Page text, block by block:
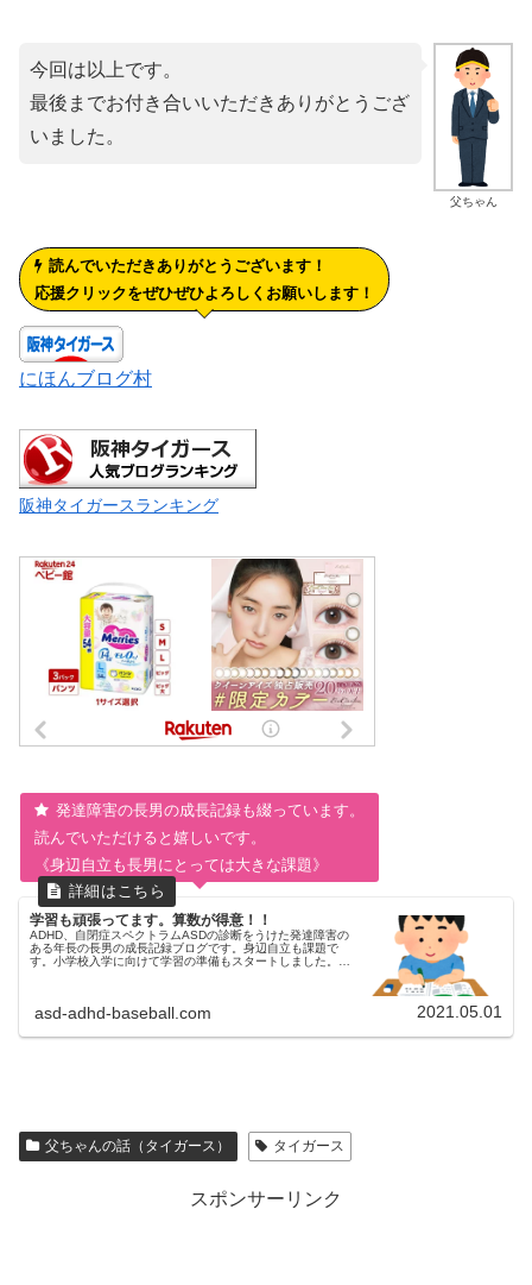
父ちゃん
今回は以上です。
最後までお付き合いいただきありがとうござ
いました。
読んでいただきありがとうございます！
応援クリックをぜひぜひよろしくお願いします！
にほんブログ村
阪神タイガースランキング
発達障害の長男の成長記録も綴っています。
読んでいただけると嬉しいです。
《身辺自立も長男にとっては大きな課題》
学習も頑張ってます。算数が得意！！
ADHD、自閉症スペクトラムASDの診断をうけた発達障害の
ある年長の長男の成長記録ブログです。身辺自立も課題で
す。小学校入学に向けて学習の準備もスタートしました。通
asd-adhd-baseball.com 2021.05.01
父ちゃんの話（タイガース） タイガース
スポンサーリンク